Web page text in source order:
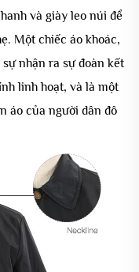
và giày leo núi để
Một chiếc áo khoác,
nhận ra sự đoàn kết
linh hoạt, và là một
áo của người dân đô